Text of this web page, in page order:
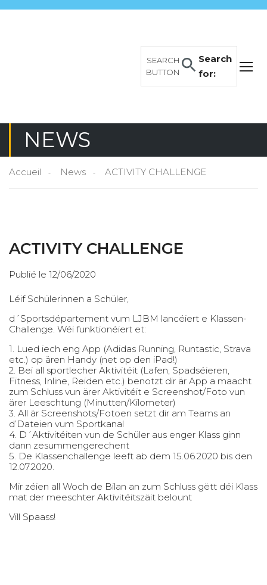
Search
for:
SEARCH
BUTTON
NEWS
Accueil News ACTIVITY CHALLENGE
ACTIVITY CHALLENGE
Publié le 12/06/2020
Léif Schülerinnen a Schüler,
d´Sportsdépartement vum LJBM lancéiert e Klassen-
Challenge. Wéi funktionéiert et:
1. Lued iech eng App (Adidas Running, Runtastic, Strava
etc.) op ären Handy (net op den iPad!)
2. Bei all sportlecher Aktivitéit (Lafen, Spadséieren,
Fitness, Inline, Reiden etc.) benotzt dir är App a maacht
zum Schluss vun ärer Aktivitéit e Screenshot/Foto vun
ärer Leeschtung (Minutten/Kilometer)
3. All är Screenshots/Fotoen setzt dir am Teams an
d’Dateien vum Sportkanal
4. D´Aktivitéiten vun de Schüler aus enger Klass ginn
dann zesummengerechent
5. De Klassenchallenge leeft ab dem 15.06.2020 bis den
12.07.2020.
Mir zéien all Woch de Bilan an zum Schluss gëtt déi Klass
mat der meeschter Aktivitéitszäit belount
Vill Spaass!